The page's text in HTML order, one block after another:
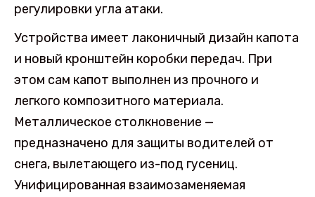
регулировки угла атаки.
Устройства имеет лаконичный дизайн капота
и новый кронштейн коробки передач. При
этом сам капот выполнен из прочного и
легкого композитного материала.
Металлическое столкновение —
предназначено для защиты водителей от
снега, вылетающего из-под гусениц.
Унифицированная взаимозаменяемая